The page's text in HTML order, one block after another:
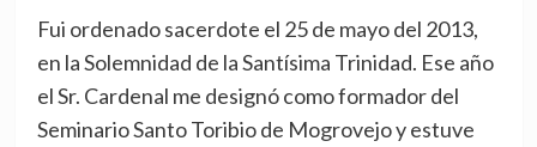
Fui ordenado sacerdote el 25 de mayo del 2013,
en la Solemnidad de la Santísima Trinidad. Ese año
el Sr. Cardenal me designó como formador del
Seminario Santo Toribio de Mogrovejo y estuve